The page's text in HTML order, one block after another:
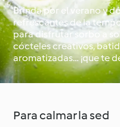
Brinda por el verano y
refrescantes de la
para disfrutar sorbo a
cócteles creativos,
aromatizadas… ¡que te
Para calmar la sed